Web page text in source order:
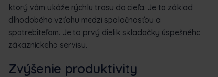
ktorý vám ukáže rýchlu trasu do cieľa. Je to základ
dlhodobého vzťahu medzi spoločnosťou a
spotrebiteľom. Je to prvý dielik skladačky úspešného
zákazníckeho servisu.
Zvýšenie produktivity